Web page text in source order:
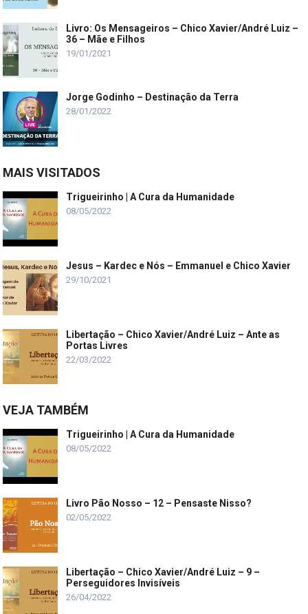
Livro: Os Mensageiros – Chico Xavier/André Luiz –
36 – Mãe e Filhos
19/01/2021
Jorge Godinho – Destinação da Terra
28/01/2022
MAIS VISITADOS
Trigueirinho | A Cura da Humanidade
08/05/2022
Jesus – Kardec e Nós – Emmanuel e Chico Xavier
29/10/2021
Libertação – Chico Xavier/André Luiz – Ante as
Portas Livres
22/03/2022
VEJA TAMBÉM
Trigueirinho | A Cura da Humanidade
08/05/2022
Livro Pão Nosso – 12 – Pensaste Nisso?
02/05/2022
Libertação – Chico Xavier/André Luiz – 9 –
Perseguidores Invisíveis
26/04/2022